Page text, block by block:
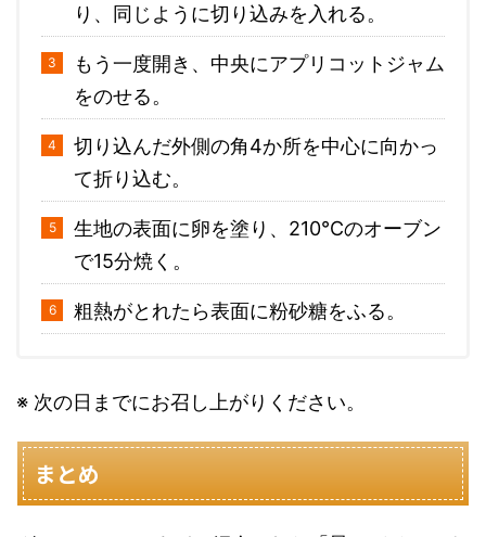
り、同じように切り込みを入れる。
もう一度開き、中央にアプリコットジャム
をのせる。
切り込んだ外側の角4か所を中心に向かっ
て折り込む。
生地の表面に卵を塗り、210℃のオーブン
で15分焼く。
粗熱がとれたら表面に粉砂糖をふる。
※ 次の日までにお召し上がりください。
まとめ